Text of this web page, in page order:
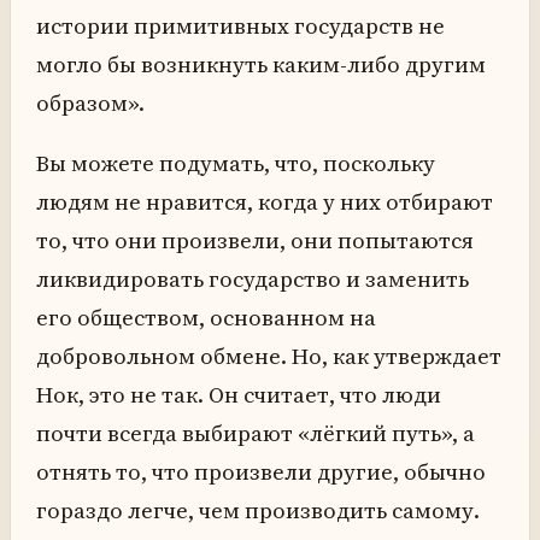
истории примитивных государств не
могло бы возникнуть каким-либо другим
образом».
Вы можете подумать, что, поскольку
людям не нравится, когда у них отбирают
то, что они произвели, они попытаются
ликвидировать государство и заменить
его обществом, основанном на
добровольном обмене. Но, как утверждает
Нок, это не так. Он считает, что люди
почти всегда выбирают «лёгкий путь», а
отнять то, что произвели другие, обычно
гораздо легче, чем производить самому.